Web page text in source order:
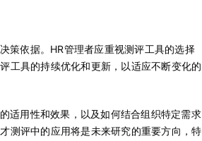
策依据。HR管理者应重视测评工具的选择
工具的持续优化和更新，以适应不断变化的
适用性和效果，以及如何结合组织特定需求
测评中的应用将是未来研究的重要方向，特